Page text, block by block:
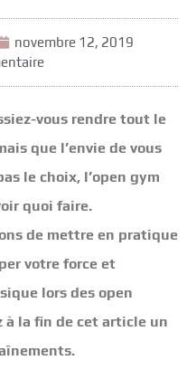
novembre 12, 2019
vous rendre tout le
que l’envie de vous
le choix, l’open gym
quoi faire.
de mettre en pratique
votre force et
lors des open
à la fin de cet article un